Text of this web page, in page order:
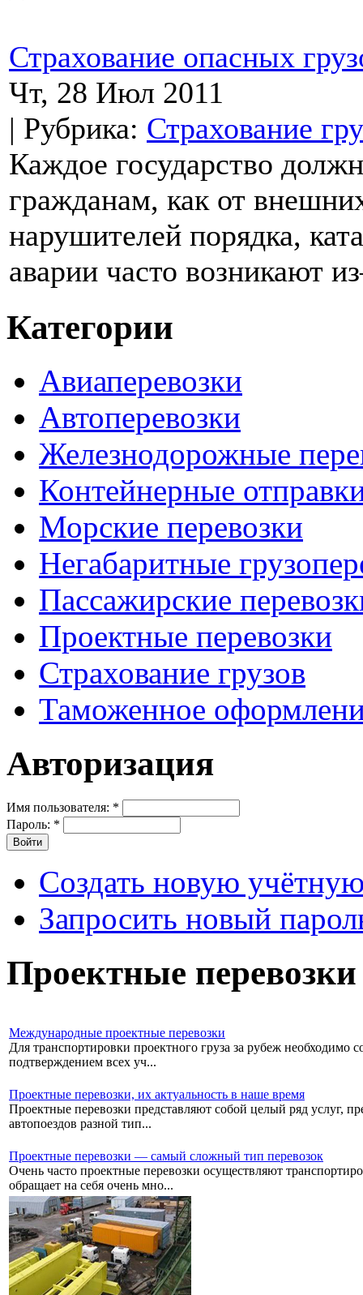
Страхование опасных
Чт, 28 Июл 2011
| Рубрика: Страхование
Каждое государство
гражданам, как от
нарушителей порядка,
аварии часто возникают
Категории
Авиаперевозки
Автоперевозки
Железнодорожные
Контейнерные
Морские перевозки
Негабаритные
Пассажирские
Проектные перевозки
Страхование грузов
Таможенное
Авторизация
Имя пользователя: *
Пароль: *
Создать новую
Запросить новый
Проектные перевозки
Международные проектные перевозки
Для транспортировки проектного груза за рубеж необходимо
подтверждением всех уч...
Проектные перевозки, их актуальность в наше время
Проектные перевозки представляют собой целый ряд услуг,
автопоездов разной тип...
Проектные перевозки — самый сложный тип перевозок
Очень часто проектные перевозки осуществляют
обращает на себя очень мно...